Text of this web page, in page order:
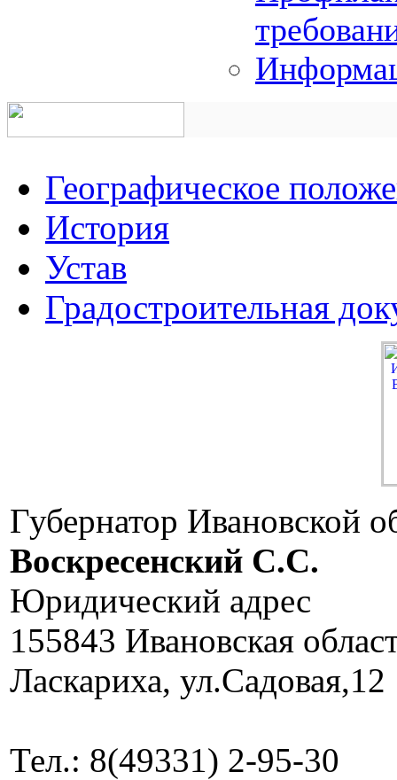
Географическое
История
Устав
Градостроительная
Губернатор Ивановской
Воскресенский C.C.
Юридический адрес
155843 Ивановская
Ласкариха, ул.Садовая,12
Тел.: 8(49331) 2-95-30